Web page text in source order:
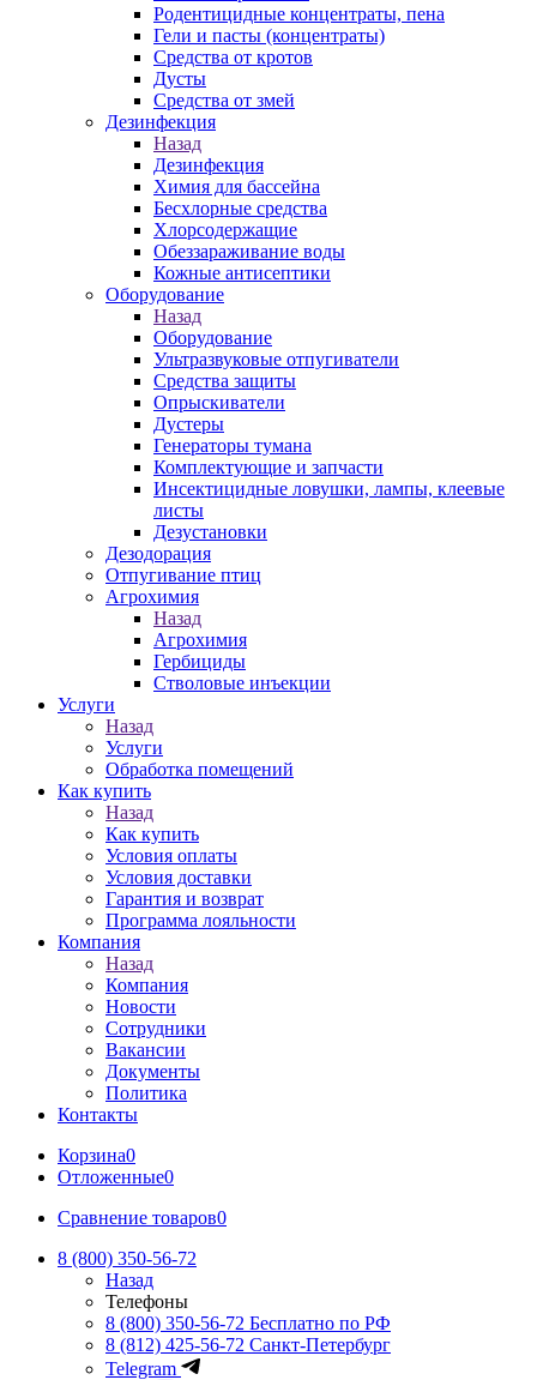
Родентицидные концентраты, пена
Гели и пасты (концентраты)
Средства от кротов
Дусты
Средства от змей
Дезинфекция
Назад
Дезинфекция
Химия для бассейна
Бесхлорные средства
Хлорсодержащие
Обеззараживание воды
Кожные антисептики
Оборудование
Назад
Оборудование
Ультразвуковые отпугиватели
Средства защиты
Опрыскиватели
Дустеры
Генераторы тумана
Комплектующие и запчасти
Инсектицидные ловушки, лампы, клеевые
листы
Дезустановки
Дезодорация
Отпугивание птиц
Агрохимия
Назад
Агрохимия
Гербициды
Стволовые инъекции
Услуги
Назад
Услуги
Обработка помещений
Как купить
Назад
Как купить
Условия оплаты
Условия доставки
Гарантия и возврат
Программа лояльности
Компания
Назад
Компания
Новости
Сотрудники
Вакансии
Документы
Политика
Контакты
Корзина0
Отложенные0
Сравнение товаров0
8 (800) 350-56-72
Назад
Телефоны
8 (800) 350-56-72 Бесплатно по РФ
8 (812) 425-56-72 Санкт-Петербург
Telegram